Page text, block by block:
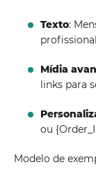
Texto:
Mídia
links para
ou
Modelo de